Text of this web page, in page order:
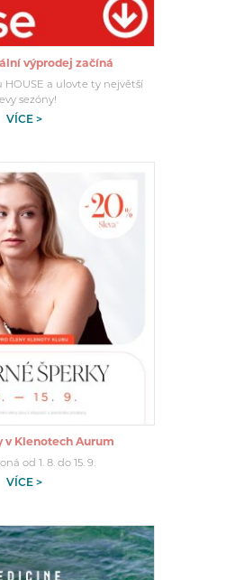
výprodej začíná
HOUSE a ulovte ty největší
sezóny!
VÍCE >
v Klenotech Aurum
od 1. 8. do 15. 9.
VÍCE >